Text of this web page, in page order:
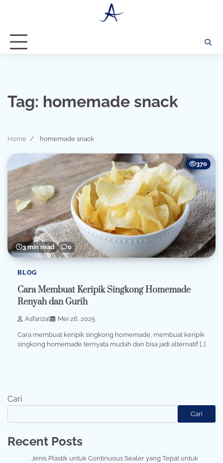
Tag: homemade snack
Home homemade snack
3 min read 0
370
BLOG
Cara Membuat Keripik Singkong Homemade
Renyah dan Gurih
Asfarizal Mei 26, 2025
Cara membuat keripik singkong homemade, membuat keripik
singkong homemade ternyata mudah dan bisa jadi alternatif […]
Cari
Cari
Recent Posts
Jenis Plastik untuk Continuous Sealer yang Tepat untuk